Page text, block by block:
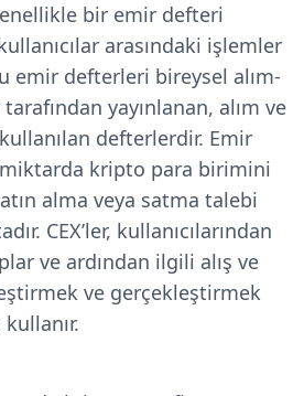
bir emir defteri
arasındaki işlemler
emir defterleri bireysel alım-
yayınlanan, alım ve
defterlerdir. Emir
kripto para birimini
alma veya satma talebi
CEX’ler, kullanıcılarından
ve ardından ilgili alış ve
ve gerçekleştirmek